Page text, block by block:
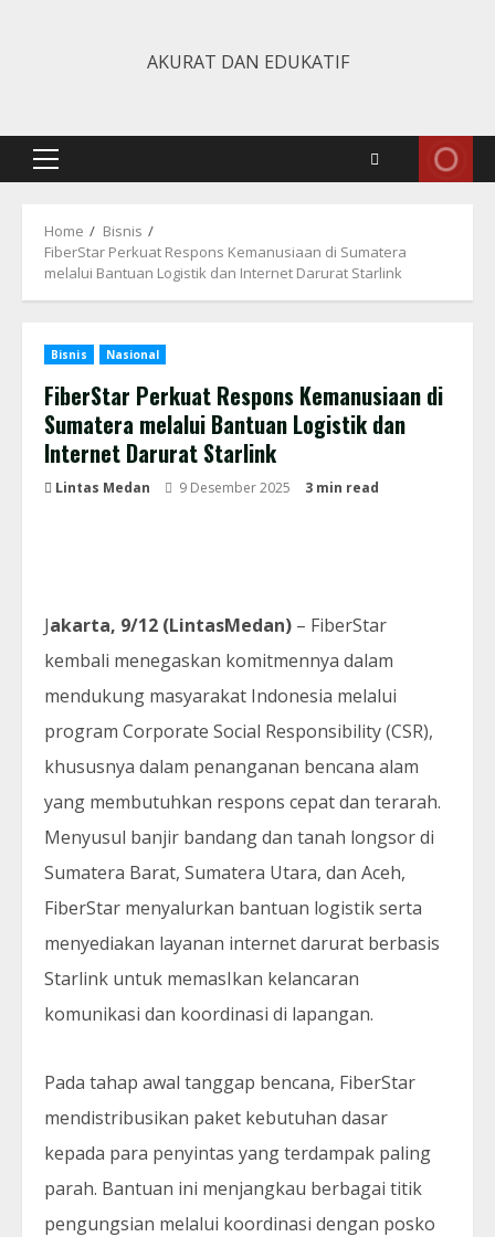
AKURAT DAN EDUKATIF
Primary
Home
Bisnis
FiberStar Perkuat Respons Kemanusiaan di Sumatera
melalui Bantuan Logistik dan Internet Darurat Starlink
Bisnis Nasional
FiberStar Perkuat Respons Kemanusiaan di
Sumatera melalui Bantuan Logistik dan
Internet Darurat Starlink
Lintas Medan 9 Desember 2025 3 min read
Jakarta, 9/12 (LintasMedan) – FiberStar
kembali menegaskan komitmennya dalam
mendukung masyarakat Indonesia melalui
program Corporate Social Responsibility (CSR),
khususnya dalam penanganan bencana alam
yang membutuhkan respons cepat dan terarah.
Menyusul banjir bandang dan tanah longsor di
Sumatera Barat, Sumatera Utara, dan Aceh,
FiberStar menyalurkan bantuan logistik serta
menyediakan layanan internet darurat berbasis
Starlink untuk memasIkan kelancaran
komunikasi dan koordinasi di lapangan.
Pada tahap awal tanggap bencana, FiberStar
mendistribusikan paket kebutuhan dasar
kepada para penyintas yang terdampak paling
parah. Bantuan ini menjangkau berbagai titik
pengungsian melalui koordinasi dengan posko